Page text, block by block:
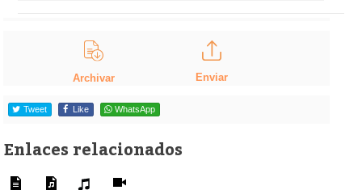
Archivar Enviar
Tweet Like WhatsApp
Enlaces relacionados